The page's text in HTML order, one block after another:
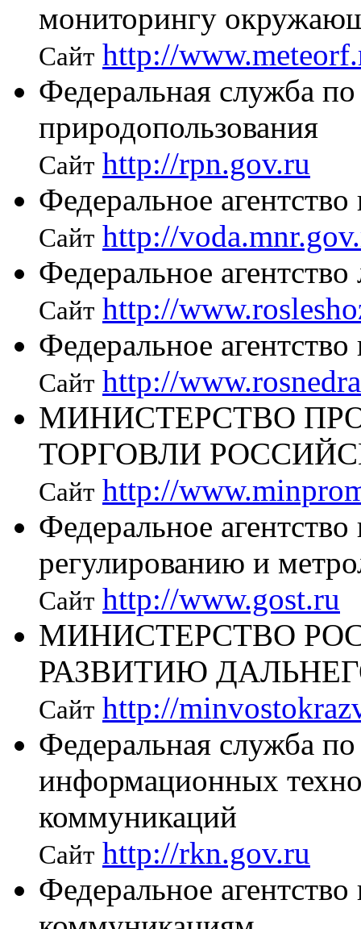
мониторингу
Сайт http://
Федеральная служба
природопользования
Сайт http://rpn.gov.ru
Федеральное
Сайт http://
Федеральное агентство
Сайт http://
Федеральное
Сайт http://
МИНИСТЕРСТВО
ТОРГОВЛИ
Сайт http://
Федеральное
регулированию и
Сайт http://www.gost.ru
МИНИСТЕРСТВО
РАЗВИТИЮ
Сайт http://
Федеральная служба
информационных
коммуникаций
Сайт http://rkn.gov.ru
Федеральное